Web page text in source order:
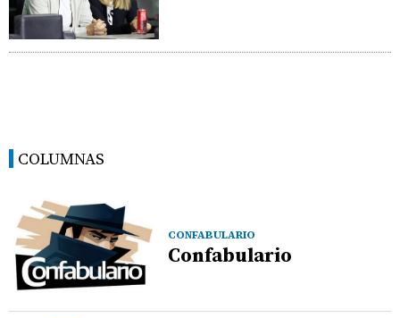
COLUMNAS
CONFABULARIO
Confabulario